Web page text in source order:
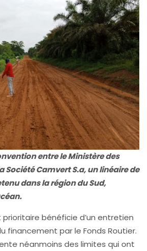
entre le Ministère des
Société Camvert S.a, un linéaire de
dans la région du Sud,
bénéficie d’un entretien
financement par le Fonds Routier.
néanmoins des limites qui ont